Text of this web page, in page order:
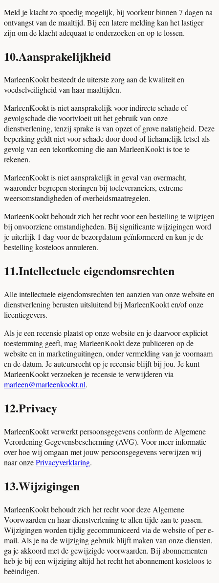
Meld je klacht zo spoedig mogelijk, bij voorkeur binnen 7 dagen na
ontvangst van de maaltijd. Bij een latere melding kan het lastiger
zijn om de klacht adequaat te onderzoeken en op te lossen.
10.Aansprakelijkheid
MarleenKookt besteedt de uiterste zorg aan de kwaliteit en
voedselveiligheid van haar maaltijden.
MarleenKookt is niet aansprakelijk voor indirecte schade of
gevolgschade die voortvloeit uit het gebruik van onze
dienstverlening, tenzij sprake is van opzet of grove nalatigheid. Deze
beperking geldt niet voor schade door dood of lichamelijk letsel als
gevolg van een tekortkoming die aan MarleenKookt is toe te
rekenen.
MarleenKookt is niet aansprakelijk in geval van overmacht,
waaronder begrepen storingen bij toeleveranciers, extreme
weersomstandigheden of overheidsmaatregelen.
MarleenKookt behoudt zich het recht voor een bestelling te wijzigen
bij onvoorziene omstandigheden. Bij significante wijzigingen word
je uiterlijk 1 dag voor de bezorgdatum geïnformeerd en kun je de
bestelling kosteloos annuleren.
11.Intellectuele eigendomsrechten
Alle intellectuele eigendomsrechten ten aanzien van onze website en
dienstverlening berusten uitsluitend bij MarleenKookt en/of onze
licentiegevers.
Als je een recensie plaatst op onze website en je daarvoor expliciet
toestemming geeft, mag MarleenKookt deze publiceren op de
website en in marketinguitingen, onder vermelding van je voornaam
en de datum. Je auteursrecht op je recensie blijft bij jou. Je kunt
MarleenKookt verzoeken je recensie te verwijderen via
marleen@marleenkookt.nl.
12.Privacy
MarleenKookt verwerkt persoonsgegevens conform de Algemene
Verordening Gegevensbescherming (AVG). Voor meer informatie
over hoe wij omgaan met jouw persoonsgegevens verwijzen wij
naar onzePrivacyverklaring.
13.Wijzigingen
MarleenKookt behoudt zich het recht voor deze Algemene
Voorwaarden en haar dienstverlening te allen tijde aan te passen.
Wijzigingen worden tijdig gecommuniceerd via de website of per e-
mail. Als je na de wijziging gebruik blijft maken van onze diensten,
ga je akkoord met de gewijzigde voorwaarden. Bij abonnementen
heb je bij een wijziging altijd het recht het abonnement kosteloos te
beëindigen.